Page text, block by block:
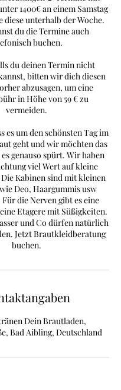
1400€ an einem Samstag
diese unterhalb der Woche.
du die Termine auch
buchen.
du deinen Termin nicht
bitten wir dich diesen
abzusagen, um eine
in Höhe von 59 € zu
vermeiden.
es um den schönsten Tag im
geht und wir möchten das
genauso spürt. Wir haben
viel Wert auf kleine
Kabinen sind mit kleinen
Deo, Haargummis usw
die Nerven gibt es eine
Etagere mit Süßigkeiten.
und Co dürfen natürlich
Jetzt Brautkleidberatung
buchen.
Dein Brautladen,
Bad Aibling, Deutschland